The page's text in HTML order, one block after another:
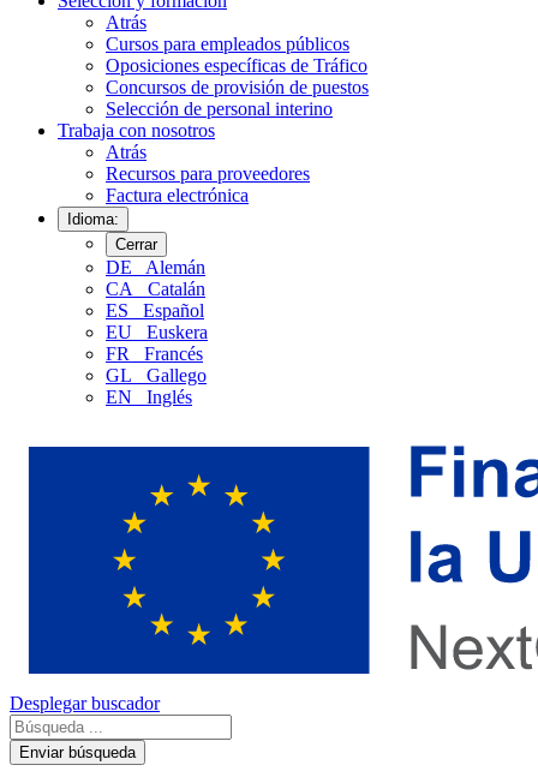
Atrás
Cursos para empleados públicos
Oposiciones específicas de Tráfico
Concursos de provisión de puestos
Selección de personal interino
Trabaja con nosotros
Atrás
Recursos para proveedores
Factura electrónica
Idioma:
Cerrar
DE
Alemán
CA
Catalán
ES
Español
EU
Euskera
FR
Francés
GL
Gallego
EN
Inglés
Desplegar buscador
Enviar búsqueda